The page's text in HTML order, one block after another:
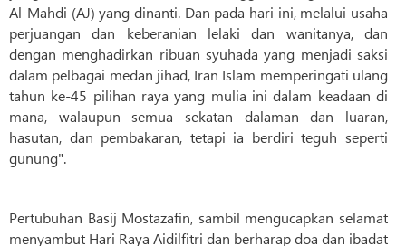
Al-Mahdi (AJ) yang dinanti. Dan pada hari ini, melalui usaha
perjuangan dan keberanian lelaki dan wanitanya, dan
dengan menghadirkan ribuan syuhada yang menjadi saksi
dalam pelbagai medan jihad, Iran Islam memperingati ulang
tahun ke-45 pilihan raya yang mulia ini dalam keadaan di
mana, walaupun semua sekatan dalaman dan luaran,
hasutan, dan pembakaran, tetapi ia berdiri teguh seperti
gunung".
Pertubuhan Basij Mostazafin, sambil mengucapkan selamat
menyambut Hari Raya Aidilfitri dan berharap doa dan ibadat